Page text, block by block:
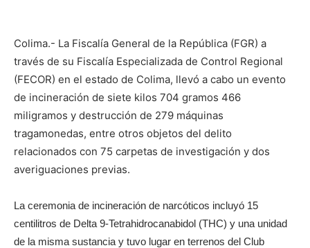
Colima.- La Fiscalía General de la República (FGR) a
través de su Fiscalía Especializada de Control Regional
(FECOR) en el estado de Colima, llevó a cabo un evento
de incineración de siete kilos 704 gramos 466
miligramos y destrucción de 279 máquinas
tragamonedas, entre otros objetos del delito
relacionados con 75 carpetas de investigación y dos
averiguaciones previas.
La ceremonia de incineración de narcóticos incluyó 15
centilitros de Delta 9-Tetrahidrocanabidol (THC) y una unidad
de la misma sustancia y tuvo lugar en terrenos del Club